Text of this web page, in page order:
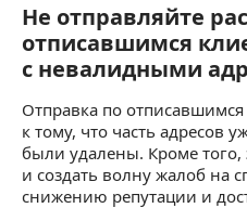
Не отправляйте
Не отправляйте
отписавшимся
с невалидными
Отправка по
к тому, что часть адресов
были удалены. Кроме того,
и создать волну жалоб на
снижению репутации и